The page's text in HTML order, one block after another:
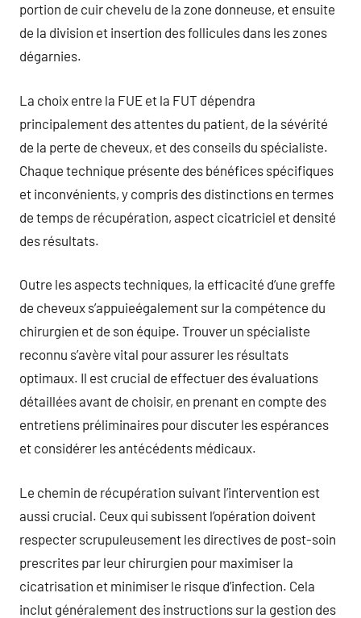
portion de cuir chevelu de la zone donneuse, et ensuite
de la division et insertion des follicules dans les zones
dégarnies.
La choix entre la FUE et la FUT dépendra
principalement des attentes du patient, de la sévérité
de la perte de cheveux, et des conseils du spécialiste.
Chaque technique présente des bénéfices spécifiques
et inconvénients, y compris des distinctions en termes
de temps de récupération, aspect cicatriciel et densité
des résultats.
Outre les aspects techniques, la efficacité d’une greffe
de cheveux s’appuieégalement sur la compétence du
chirurgien et de son équipe. Trouver un spécialiste
reconnu s’avère vital pour assurer les résultats
optimaux. Il est crucial de effectuer des évaluations
détaillées avant de choisir, en prenant en compte des
entretiens préliminaires pour discuter les espérances
et considérer les antécédents médicaux.
Le chemin de récupération suivant l’intervention est
aussi crucial. Ceux qui subissent l’opération doivent
respecter scrupuleusement les directives de post-soin
prescrites par leur chirurgien pour maximiser la
cicatrisation et minimiser le risque d’infection. Cela
inclut généralement des instructions sur la gestion des